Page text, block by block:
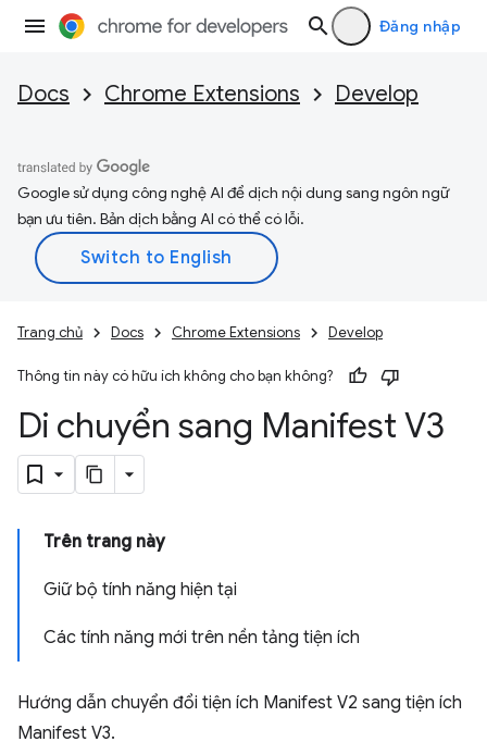
Đăng nhập
Docs Chrome Extensions Develop
Google sử dụng công nghệ AI để dịch nội dung sang ngôn ngữ
bạn ưu tiên. Bản dịch bằng AI có thể có lỗi.
Trang chủ Docs Chrome Extensions Develop
Thông tin này có hữu ích không cho bạn không?
Di chuyển sang Manifest V3
Trên trang này
Giữ bộ tính năng hiện tại
Các tính năng mới trên nền tảng tiện ích
Hướng dẫn chuyển đổi tiện ích Manifest V2 sang tiện ích
Manifest V3.